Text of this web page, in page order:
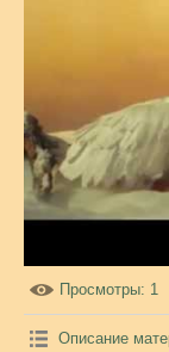
Просмотры: 1
Описание